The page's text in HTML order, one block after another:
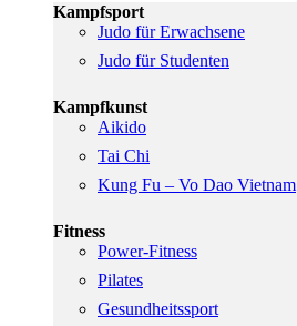
Kampfsport
Judo für Erwachsene
Judo für Studenten
Kampfkunst
Aikido
Tai Chi
Kung Fu – Vo Dao Vietnam
Fitness
Power-Fitness
Pilates
Gesundheitssport